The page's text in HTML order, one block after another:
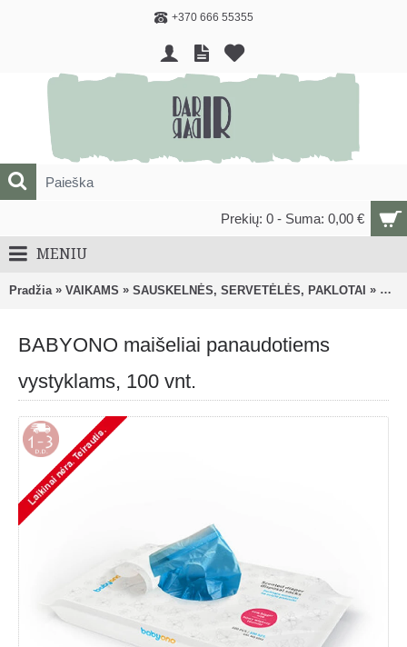
+370 666 55355
Prekių: 0 - Suma: 0,00 €
MENIU
Pradžia » VAIKAMS » SAUSKELNĖS, SERVETĖLĖS, PAKLOTAI »
BABYONO maišeliai panaudotiems
vystyklams, 100 vnt.